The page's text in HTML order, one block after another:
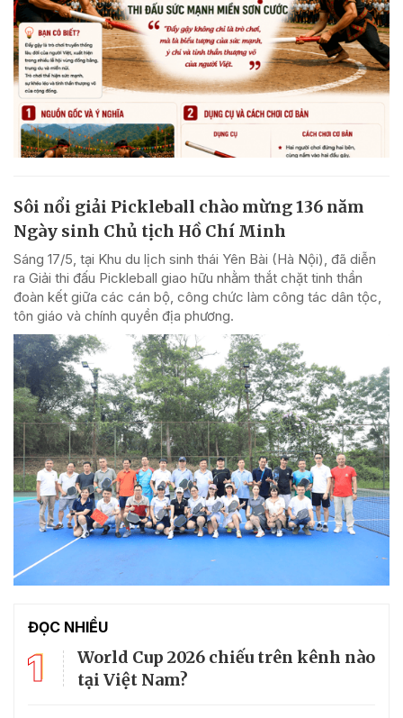
Sôi nổi giải Pickleball chào mừng 136 năm
Ngày sinh Chủ tịch Hồ Chí Minh
Sáng 17/5, tại Khu du lịch sinh thái Yên Bài (Hà Nội), đã diễn
ra Giải thi đấu Pickleball giao hữu nhằm thắt chặt tinh thần
đoàn kết giữa các cán bộ, công chức làm công tác dân tộc,
tôn giáo và chính quyền địa phương.
ĐỌC NHIỀU
1
World Cup 2026 chiếu trên kênh nào
tại Việt Nam?